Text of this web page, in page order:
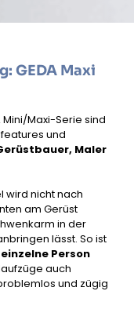
GEDA Maxi
Maxi-Serie sind
und
Maler
wird nicht nach
am Gerüst
in der
lässt. So ist
Person
auch
und zügig